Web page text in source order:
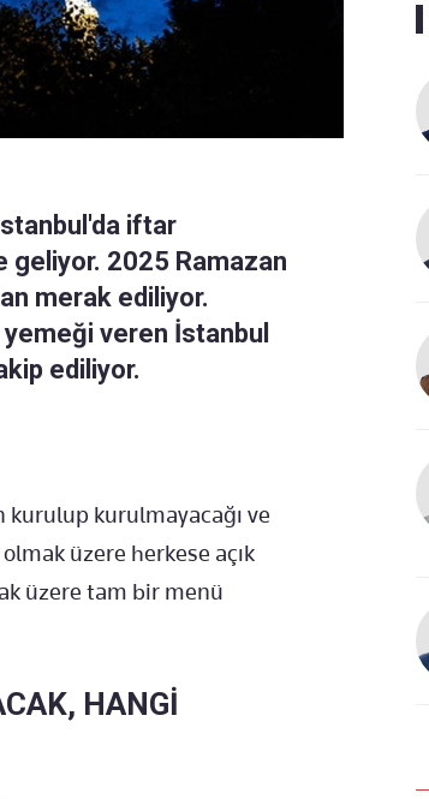
iftar
geliyor. 2025 Ramazan
merak ediliyor.
veren İstanbul
ediliyor.
kurulup kurulmayacağı ve
üzere herkese açık
üzere tam bir menü
HANGİ